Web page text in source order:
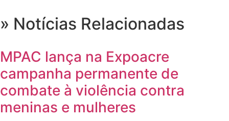
» Notícias Relacionadas
MPAC lança na Expoacre
campanha permanente de
combate à violência contra
meninas e mulheres